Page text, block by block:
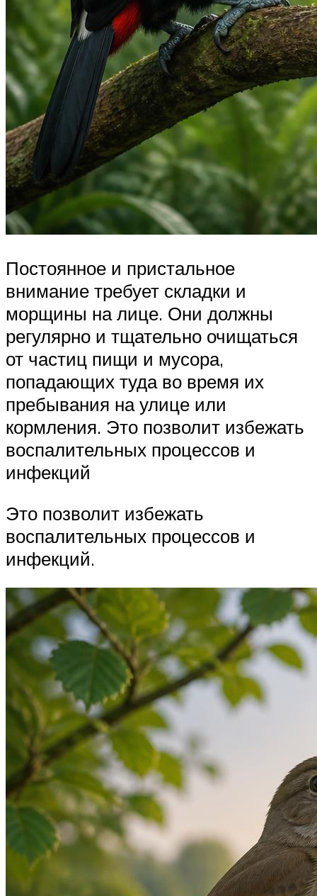
Постоянное и пристальное
внимание требует складки и
морщины на лице. Они должны
регулярно и тщательно очищаться
от частиц пищи и мусора,
попадающих туда во время их
пребывания на улице или
кормления. Это позволит избежать
воспалительных процессов и
инфекций
Это позволит избежать
воспалительных процессов и
инфекций.